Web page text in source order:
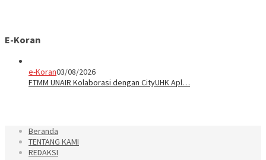
E-Koran
e-Koran03/08/2026
FTMM UNAIR Kolaborasi dengan CityUHK Apl…
Beranda
TENTANG KAMI
REDAKSI